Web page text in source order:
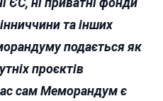
та інших
подається як
проєктів
сам Меморандум є